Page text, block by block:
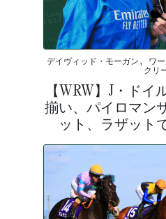
デイヴィッド・モーガン, ワ
クリ
【WRW】J・ド
揃い、パイロマン
ット、ラザット